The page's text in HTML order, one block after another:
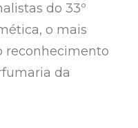
do 33º
o mais
reconhecimento
da